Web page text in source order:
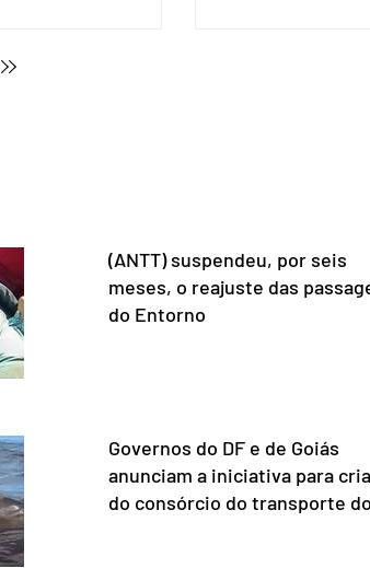
da
(ANTT) suspendeu, por seis
meses, o reajuste das
do Entorno
Governos do DF e de Goiás
anunciam a iniciativa para
do consórcio do transporte do